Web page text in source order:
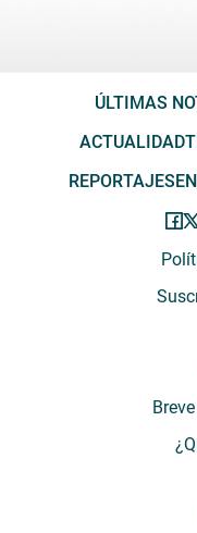
ÚLTIMAS
ACTUALIDAD
REPORTAJES